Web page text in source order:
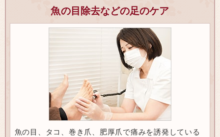
魚の目除去などの足のケア
魚の目、タコ、巻き爪、肥厚爪で痛みを誘発している